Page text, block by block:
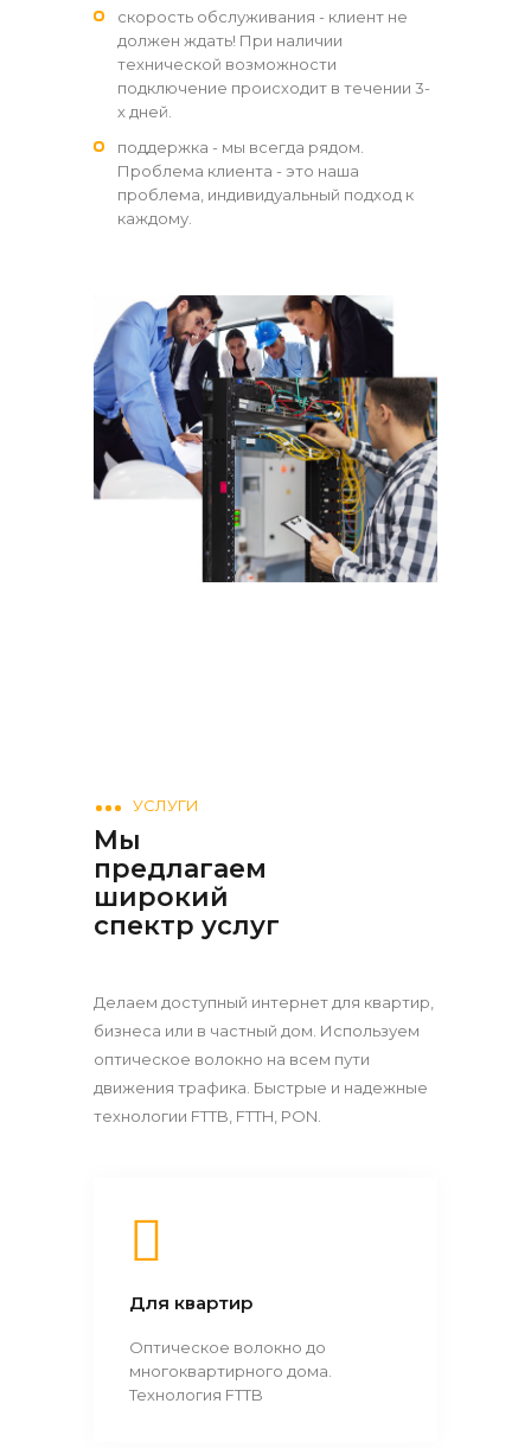
скорость обслуживания - клиент не
должен ждать! При наличии
технической возможности
подключение происходит в течении 3-
х дней.
поддержка - мы всегда рядом.
Проблема клиента - это наша
проблема, индивидуальный подход к
каждому.
УСЛУГИ
Мы
предлагаем
широкий
спектр услуг
Делаем доступный интернет для квартир,
бизнеса или в частный дом. Используем
оптическое волокно на всем пути
движения трафика. Быстрые и надежные
технологии FTTB, FTTH, PON.
Для квартир
Оптическое волокно до
многоквартирного дома.
Технология FTTB